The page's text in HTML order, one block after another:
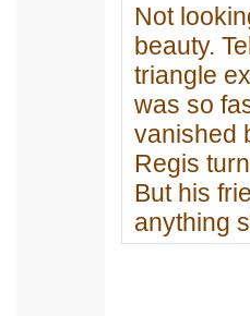
Not
beauty.
triangle
was so
vanished
Regis
But his
anything